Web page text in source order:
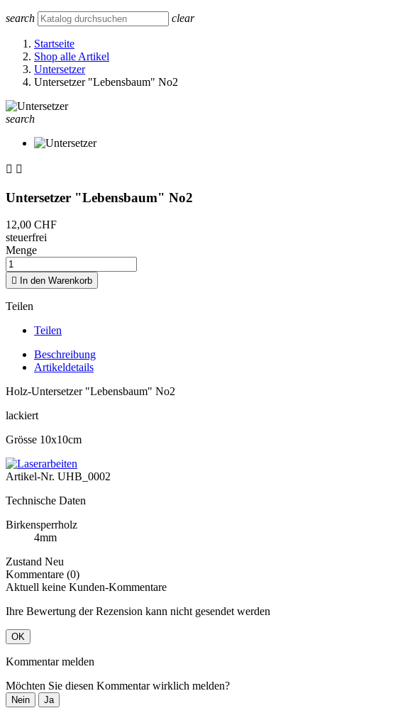
search clear
Startseite
Shop alle Artikel
Untersetzer
Untersetzer "Lebensbaum" No2
search
 
Untersetzer "Lebensbaum" No2
12,00 CHF
steuerfrei
Menge
 In den Warenkorb
Teilen
Teilen
Beschreibung
Artikeldetails
Holz-Untersetzer "Lebensbaum" No2
lackiert
Grösse 10x10cm
Artikel-Nr. UHB_0002
Technische Daten
Birkensperrholz
4mm
Zustand Neu
Kommentare (0)
Aktuell keine Kunden-Kommentare
Ihre Bewertung der Rezension kann nicht gesendet werden
OK
Kommentar melden
Möchten Sie diesen Kommentar wirklich melden?
Nein Ja